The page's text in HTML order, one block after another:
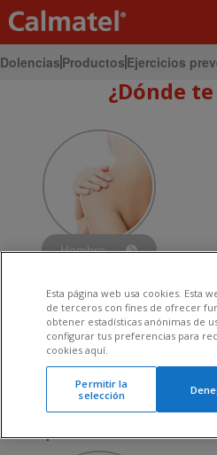
Dolencias Productos Ejercicios
¿Dónde
Hombro
Codo
Pequeñas contusiones
Esta página web usa cookies. Esta
de terceros con fines de ofrecer
obtener estadísticas anónimas de
configurar tus preferencias para
cookies aquí.
Permitir la
selección